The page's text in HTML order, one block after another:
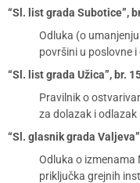
“Sl. list grada Subotice”,
Odluka (o
površini u poslovne
“Sl. list grada Užica”, br.
Pravilnik o
za dolazak i
“Sl. glasnik grada
Odluka o
priključka grejnih